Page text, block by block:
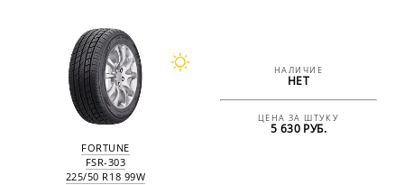
FORTUNE
FSR-303
225/50 R18 99W
НАЛИЧИЕ
НЕТ
ЦЕНА ЗА ШТУКУ
5 630 РУБ.